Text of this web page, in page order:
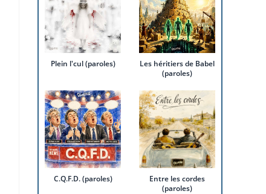
Plein l'cul (paroles)
Les héritiers de Babel
(paroles)
C.Q.F.D. (paroles)
Entre les cordes
(paroles)